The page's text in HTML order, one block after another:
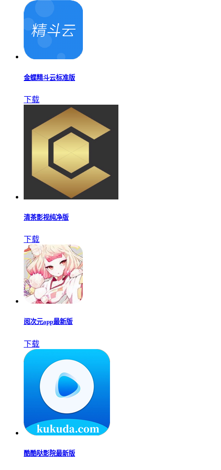
金蝶精斗云标准版
下载
清茶影视纯净版
下载
阅次元app最新版
下载
酷酷哒影院最新版